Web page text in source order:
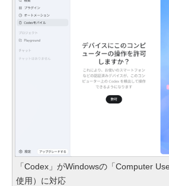
「Codex」がWindowsの「Computer
使用）に対応